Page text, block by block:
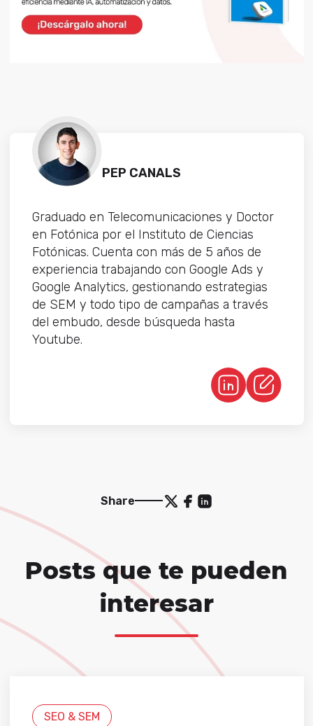
PEP CANALS
Graduado en Telecomunicaciones y Doctor
en Fotónica por el Instituto de Ciencias
Fotónicas. Cuenta con más de 5 años de
experiencia trabajando con Google Ads y
Google Analytics, gestionando estrategias
de SEM y todo tipo de campañas a través
del embudo, desde búsqueda hasta
Youtube.
Share
Posts que te pueden
interesar
SEO & SEM